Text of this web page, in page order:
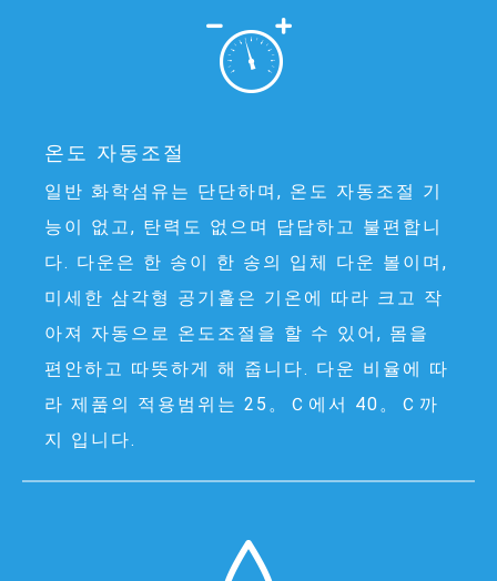
온도 자동조절
일반 화학섬유는 단단하며, 온도 자동조절 기
능이 없고, 탄력도 없으며 답답하고 불편합니
다. 다운은 한 송이 한 송의 입체 다운 볼이며,
미세한 삼각형 공기홀은 기온에 따라 크고 작
아져 자동으로 온도조절을 할 수 있어, 몸을
편안하고 따뜻하게 해 줍니다. 다운 비율에 따
라 제품의 적용범위는 25。Ｃ에서 40。Ｃ까
지 입니다.